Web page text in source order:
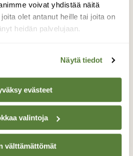
voivat yhdistää näitä
olet antanut heille tai joita on
heidän palvelujaan.
Näytä tiedot
evästeet
valintoja
välttämättömät
2018 Kurjenrahkan
on irvokas
välinpitämättömyydestä.
etusivulle